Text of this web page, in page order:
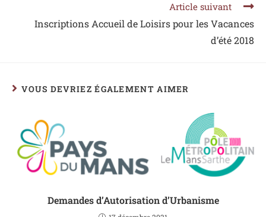
Article suivant
Inscriptions Accueil de Loisirs pour les Vacances
d’été 2018
VOUS DEVRIEZ ÉGALEMENT AIMER
Demandes d’Autorisation d’Urbanisme